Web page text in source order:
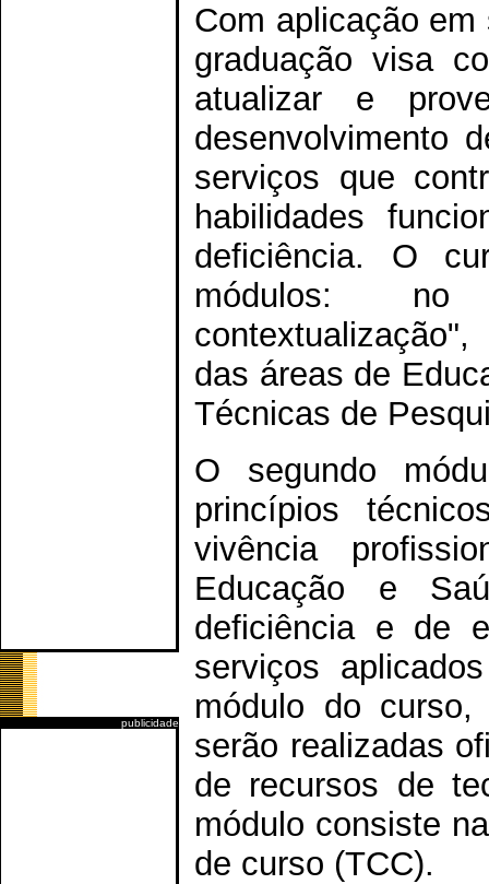
publicidade
Com aplicação
graduação visa
atualizar e
desenvolvimento
serviços que
habilidades
deficiência. O
módulos: no
das áreas de
Técnicas de
O segundo
princípios
vivência
Educação e
deficiência e de
serviços
módulo do curso,
serão realizadas
de recursos de
módulo consiste
de curso (TCC).